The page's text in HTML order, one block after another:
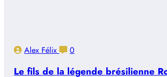
Alex Félix 0
Le fils de la légende brésilienne